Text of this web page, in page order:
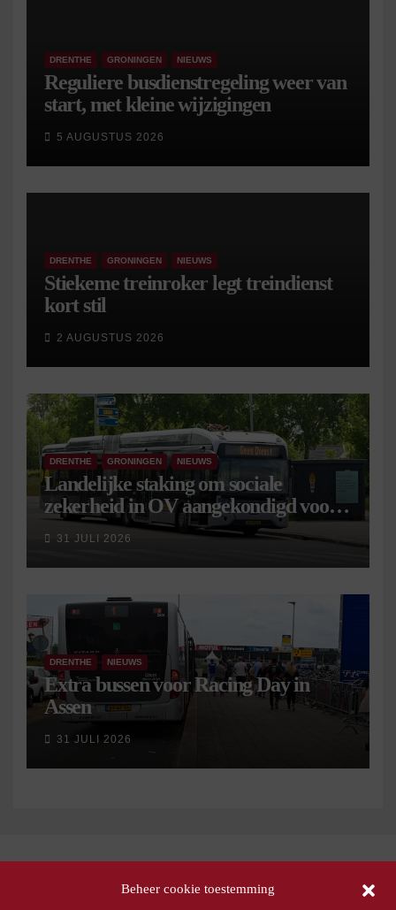
Beheer cookie toestemming
DRENTHE GRONINGEN NIEUWS
Reguliere busdienstregeling weer van
start, met kleine wijzigingen
5 AUGUSTUS 2026
DRENTHE GRONINGEN NIEUWS
Stiekeme treinroker legt treindienst
kort stil
2 AUGUSTUS 2026
DRENTHE GRONINGEN NIEUWS
Landelijke staking om sociale
zekerheid in OV aangekondigd voor 9
september
31 JULI 2026
DRENTHE NIEUWS
Extra bussen voor Racing Day in
Assen
31 JULI 2026